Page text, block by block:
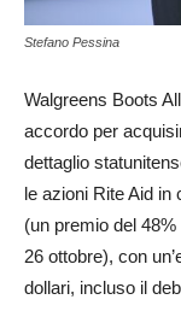
Stefano Pessina
Walgreens Boots
accordo per
dettaglio
le azioni Rite Aid
(un premio del
26 ottobre), con
dollari, incluso il